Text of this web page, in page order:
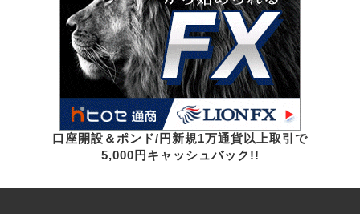
口座開設＆ポンド/円新規1万通貨以上取引で
5,000円キャッシュバック!!